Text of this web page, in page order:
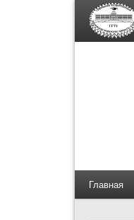
Главная